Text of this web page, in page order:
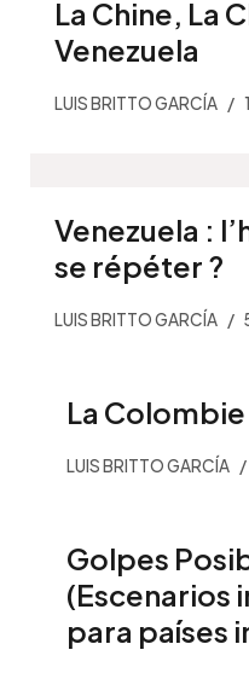
La Chine, La
Venezuela
LUIS BRITTO GARCÍA
Venezuela :
se répéter ?
LUIS BRITTO GARCÍA
La
LUIS BRITTO GARCÍA
Golpes
(Escenarios
para países